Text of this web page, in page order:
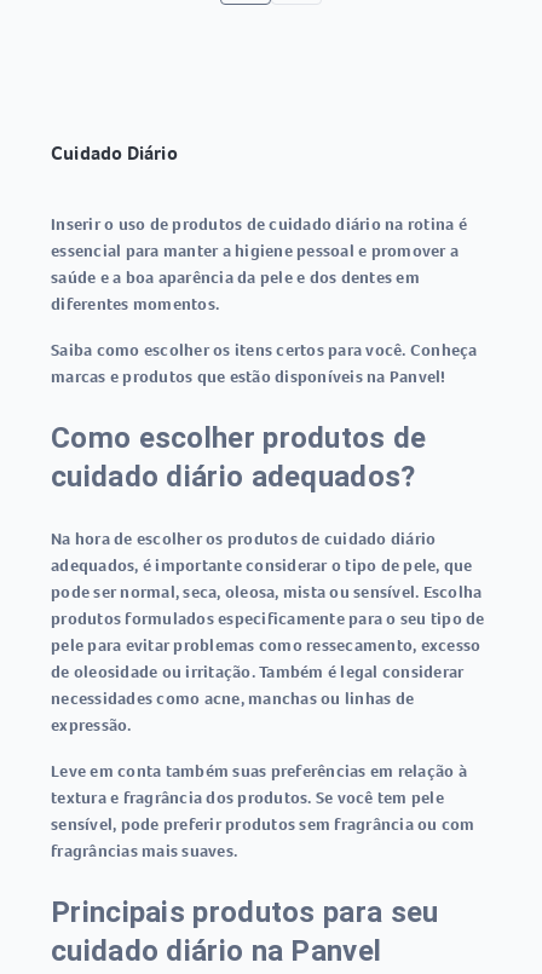
Cuidado Diário
Inserir o uso de produtos de cuidado diário na rotina é
essencial para manter a higiene pessoal e promover a
saúde e a boa aparência da pele e dos dentes em
diferentes momentos.
Saiba como escolher os itens certos para você. Conheça
marcas e produtos que estão disponíveis na Panvel!
Como escolher produtos de
cuidado diário adequados?
Na hora de escolher os produtos de cuidado diário
adequados, é importante considerar o tipo de pele, que
pode ser normal, seca, oleosa, mista ou sensível. Escolha
produtos formulados especificamente para o seu tipo de
pele para evitar problemas como ressecamento, excesso
de oleosidade ou irritação. Também é legal considerar
necessidades como acne, manchas ou linhas de
expressão.
Leve em conta também suas preferências em relação à
textura e fragrância dos produtos. Se você tem pele
sensível, pode preferir produtos sem fragrância ou com
fragrâncias mais suaves.
Principais produtos para seu
cuidado diário na Panvel